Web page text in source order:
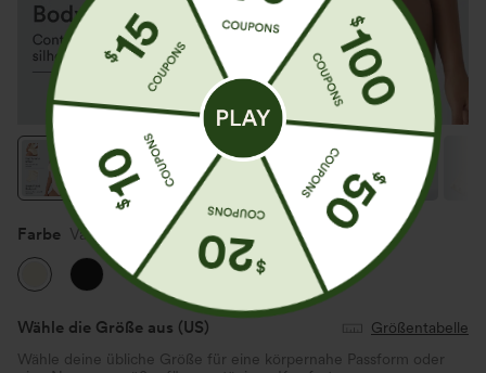
Farbe Vanilla Ice
Wähle die Größe aus (US)
Größentabelle
Wähle deine übliche Größe für eine körpernahe Passform oder